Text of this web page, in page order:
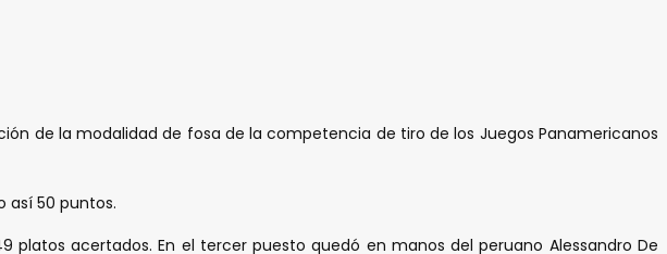
de la modalidad de fosa de la competencia de tiro de los Juegos Panamericanos
así 50 puntos.
acertados. En el tercer puesto quedó en manos del peruano Alessandro De